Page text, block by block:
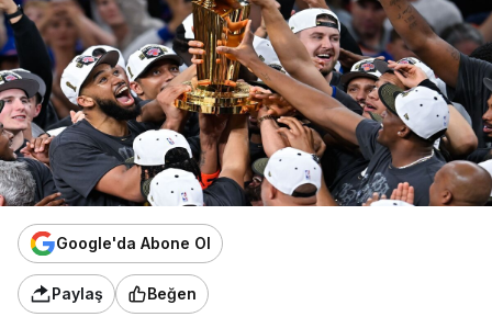
Google'da Abone Ol
Paylaş Beğen